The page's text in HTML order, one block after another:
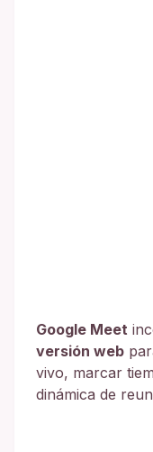
Google Meet
versión web
vivo, marcar
dinámica de